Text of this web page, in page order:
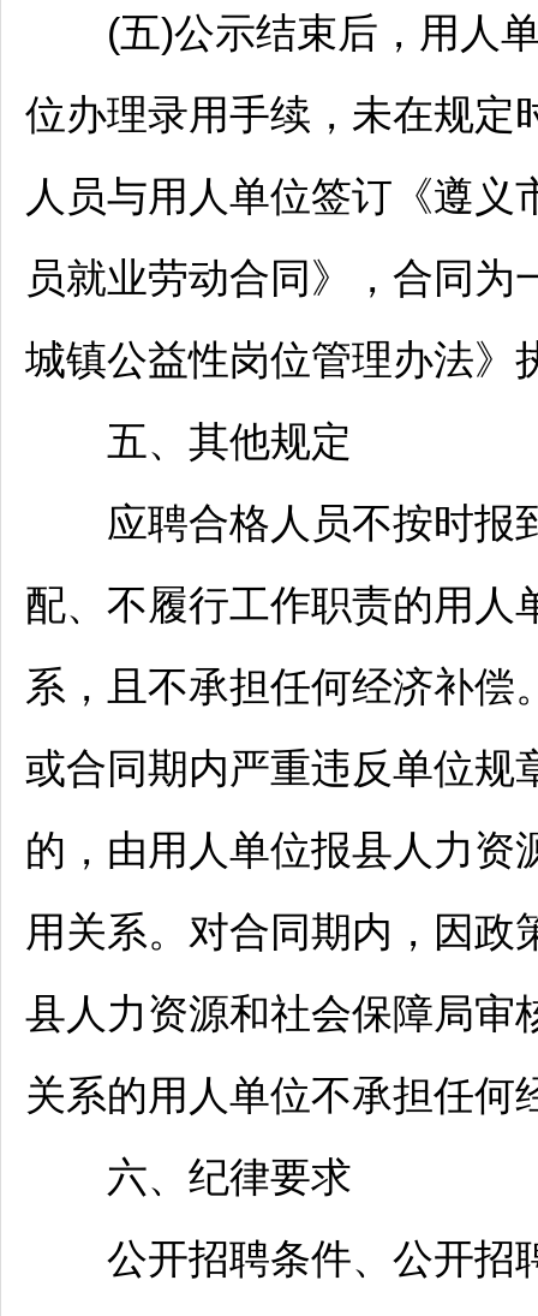
(五)公示结束后，用人单
位办理录用手续，未在规定
人员与用人单位签订《遵义
员就业劳动合同》，合同
城镇公益性岗位管理办法》
五、其他规定
应聘合格人员不按时报
配、不履行工作职责的用人
系，且不承担任何经济补偿
或合同期内严重违反单位规
的，由用人单位报县人力资
用关系。对合同期内，因政
县人力资源和社会保障局审
关系的用人单位不承担任何
六、纪律要求
公开招聘条件、公开招